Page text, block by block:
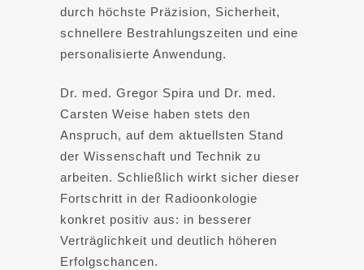
durch höchste Präzision, Sicherheit,
schnellere Bestrahlungszeiten und eine
personalisierte Anwendung.
Dr. med. Gregor Spira und Dr. med.
Carsten Weise haben stets den
Anspruch, auf dem aktuellsten Stand
der Wissenschaft und Technik zu
arbeiten. Schließlich wirkt sicher dieser
Fortschritt in der Radioonkologie
konkret positiv aus: in besserer
Verträglichkeit und deutlich höheren
Erfolgschancen.